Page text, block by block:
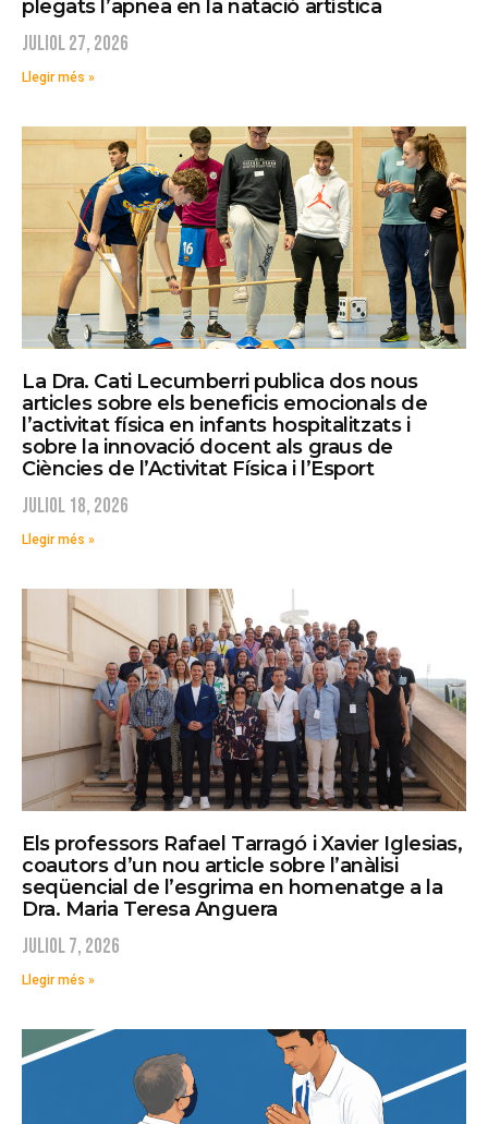
plegats l’apnea en la natació artística
juliol 27, 2026
Llegir més »
La Dra. Cati Lecumberri publica dos nous
articles sobre els beneficis emocionals de
l’activitat física en infants hospitalitzats i
sobre la innovació docent als graus de
Ciències de l’Activitat Física i l’Esport
juliol 18, 2026
Llegir més »
Els professors Rafael Tarragó i Xavier Iglesias,
coautors d’un nou article sobre l’anàlisi
seqüencial de l’esgrima en homenatge a la
Dra. Maria Teresa Anguera
juliol 7, 2026
Llegir més »